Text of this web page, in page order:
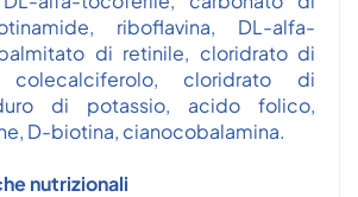
riboflavina, DL-alfa-
di retinile, cloridrato di
colecalciferolo, cloridrato di
di potassio, acido folico,
D-biotina, cianocobalamina.
nutrizionali